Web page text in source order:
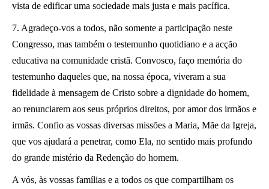
vista de edificar uma sociedade mais justa e mais pacífica.
7. Agradeço-vos a todos, não somente a participação neste
Congresso, mas também o testemunho quotidiano e a acção
educativa na comunidade cristã. Convosco, faço memória do
testemunho daqueles que, na nossa época, viveram a sua
fidelidade à mensagem de Cristo sobre a dignidade do homem,
ao renunciarem aos seus próprios direitos, por amor dos irmãos e
irmãs. Confio as vossas diversas missões a Maria, Mãe da Igreja,
que vos ajudará a penetrar, como Ela, no sentido mais profundo
do grande mistério da Redenção do homem.
A vós, às vossas famílias e a todos os que compartilham os